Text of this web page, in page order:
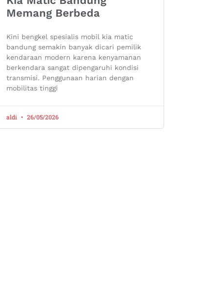
Memang Berbeda
Kini bengkel spesialis mobil kia matic
bandung semakin banyak dicari pemilik
kendaraan modern karena kenyamanan
berkendara sangat dipengaruhi kondisi
transmisi. Penggunaan harian dengan
mobilitas tinggi
aldi 26/05/2026